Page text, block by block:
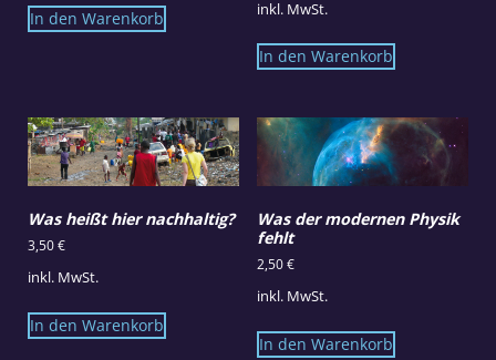
In den Warenkorb inkl. MwSt.
In den Warenkorb
Was heißt hier nachhaltig?
3,50€
inkl. MwSt.
In den Warenkorb
Was der modernen Physik
fehlt
2,50€
inkl. MwSt.
In den Warenkorb